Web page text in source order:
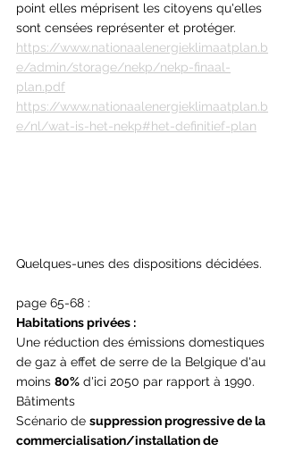
point elles méprisent les citoyens qu'elles
sont censées représenter et protéger.
https://www.nationaalenergieklimaatplan.b
e/admin/storage/nekp/nekp-finaal-
plan.pdf
https://www.nationaalenergieklimaatplan.b
e/nl/wat-is-het-nekp#het-definitief-plan
Quelques-unes des dispositions décidées.
page 65-68 :
Habitations privées :
Une réduction des émissions domestiques
de gaz à effet de serre de la Belgique d'au
moins 80% d'ici 2050 par rapport à 1990.
Bâtiments
Scénario de suppression progressive de la
commercialisation/installation de